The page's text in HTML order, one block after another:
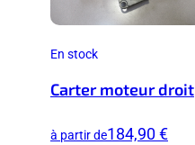
En stock
Carter moteur droit
à partir de184,90 €